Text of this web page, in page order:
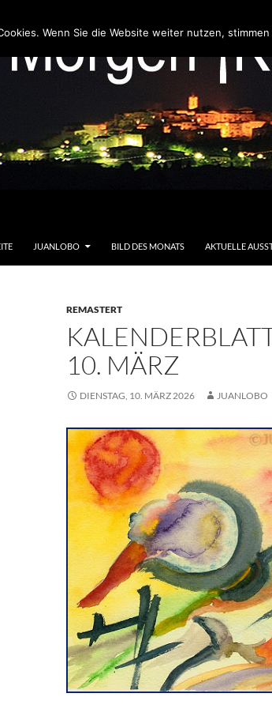
JUANLOBO BILD DES MONATS AKTUELLE
REMASTERT
10. MÄRZ
DIENSTAG, 10. MÄRZ 2026 JUANLOBO
Wenn Sie die Website weiter nutzen,